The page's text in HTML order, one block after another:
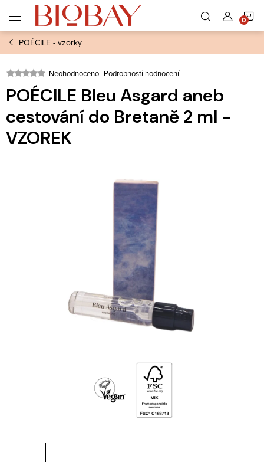
obsah
POÉCILE - vzorky
Neohodnoceno Podrobnosti hodnocení
POÉCILE Bleu Asgard aneb
cestování do Bretaně 2 ml -
VZOREK